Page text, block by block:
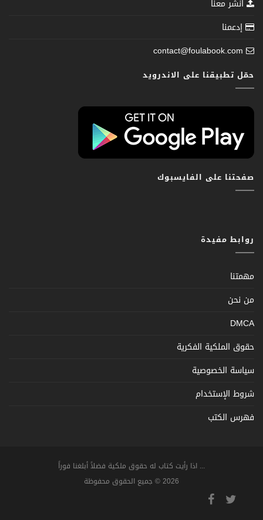
انشر معنا
إدعمنا
contact@foulabook.com
حمّل تطبيقنا على الاندرويد
صفحتنا على الفايسبوك
روابط مفيدة
مهمتنا
من نحن
DMCA
حقوق الملكية الفكرية
سياسة الخصوصية
شروط الإستخدام
فهرس الكتب
... اذا رأيت كتاب له حقوق ملكية فضلاً أبلغنا فوراً
2026 © جميع الحقوق محفوظة